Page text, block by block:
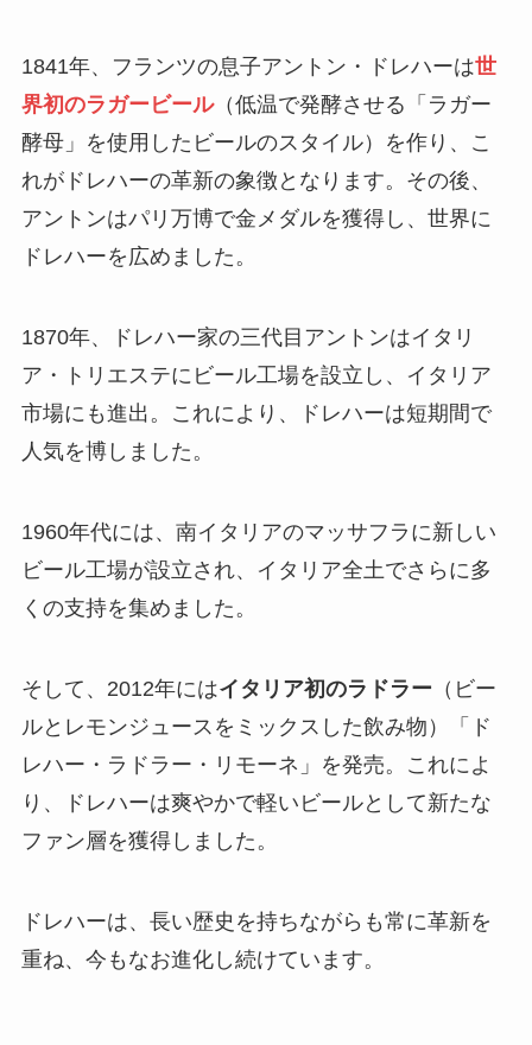
1841年、フランツの息子アントン・ドレハーは世
界初のラガービール（低温で発酵させる「ラガー
酵母」を使用したビールのスタイル）を作り、こ
れがドレハーの革新の象徴となります。その後、
アントンはパリ万博で金メダルを獲得し、世界に
ドレハーを広めました。
1870年、ドレハー家の三代目アントンはイタリ
ア・トリエステにビール工場を設立し、イタリア
市場にも進出。これにより、ドレハーは短期間で
人気を博しました。
1960年代には、南イタリアのマッサフラに新しい
ビール工場が設立され、イタリア全土でさらに多
くの支持を集めました。
そして、2012年にはイタリア初のラドラー （ビー
ルとレモンジュースをミックスした飲み物）「ド
レハー・ラドラー・リモーネ」を発売。これによ
り、ドレハーは爽やかで軽いビールとして新たな
ファン層を獲得しました。
ドレハーは、長い歴史を持ちながらも常に革新を
重ね、今もなお進化し続けています。